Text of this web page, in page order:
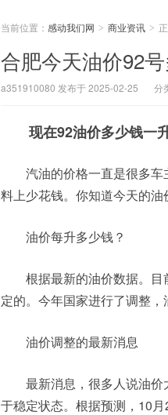
当前位置： 感动我们网 > 商业资讯 >
合肥今天油价92
a351910080 发布于 2025-02-25 分
现在92油价多少钱一
汽油的价格一直是很多
料上少花钱。你知道今天的油
油价每升多少钱？
根据最新的油价数据。
定的。今年国家进行了调整
油价调整的最新消息
最新消息，很多人说油
于稳定状态。根据预测，10